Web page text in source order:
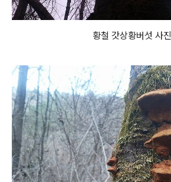
황철 갓상황버섯 사진